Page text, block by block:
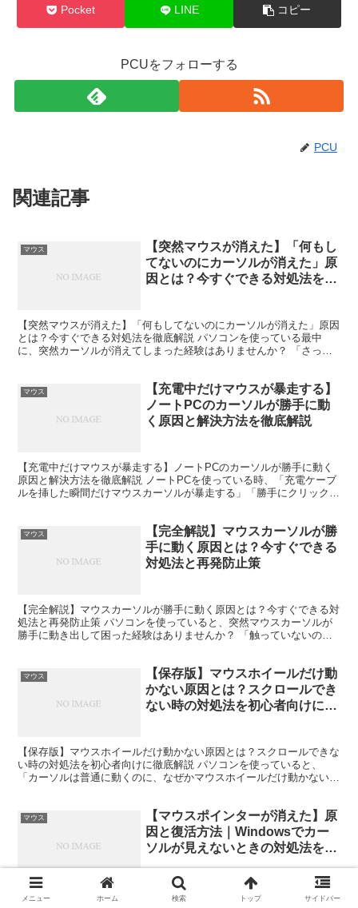
Pocket LINE コピー
PCUをフォローする
PCU
関連記事
マウス
【突然マウスが消えた】「何もし
てないのにカーソルが消えた」原
因とは？今すぐできる対処法を徹
【突然マウスが消えた】「何もしてないのにカーソルが消えた」原因
とは？今すぐできる対処法を徹底解説 パソコンを使っている最中
に、突然カーソルが消えてしまった経験はありませんか？ 「さっき
マウス
【充電中だけマウスが暴走する】
ノートPCのカーソルが勝手に動
く原因と解決方法を徹底解説
【充電中だけマウスが暴走する】ノートPCのカーソルが勝手に動く
原因と解決方法を徹底解説 ノートPCを使っている時、「充電ケーブ
ルを挿した瞬間だけマウスカーソルが暴走する」「勝手にクリックさ
マウス
【完全解説】マウスカーソルが勝
手に動く原因とは？今すぐできる
対処法と再発防止策
【完全解説】マウスカーソルが勝手に動く原因とは？今すぐできる対
処法と再発防止策 パソコンを使っていると、突然マウスカーソルが
勝手に動き出して困った経験はありませんか？ 「触っていないのに
マウス
【保存版】マウスホイールだけ動
かない原因とは？スクロールでき
ない時の対処法を初心者向けに徹
【保存版】マウスホイールだけ動かない原因とは？スクロールできな
い時の対処法を初心者向けに徹底解説 パソコンを使っていると、
「カーソルは普通に動くのに、なぜかマウスホイールだけ動かない」
マウス
【マウスポインターが消えた】原
因と復活方法｜Windowsでカー
ソルが見えないときの対処法を徹
底解説
【マウスポインターが消えた】原因と復活方法｜Windowsでカーソル
メニュー ホーム 検索 トップ サイドバー